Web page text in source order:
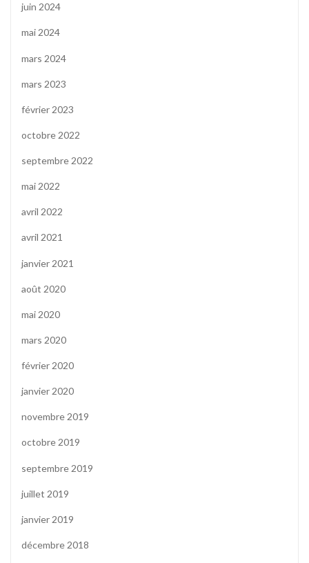
juin 2024
mai 2024
mars 2024
mars 2023
février 2023
octobre 2022
septembre 2022
mai 2022
avril 2022
avril 2021
janvier 2021
août 2020
mai 2020
mars 2020
février 2020
janvier 2020
novembre 2019
octobre 2019
septembre 2019
juillet 2019
janvier 2019
décembre 2018